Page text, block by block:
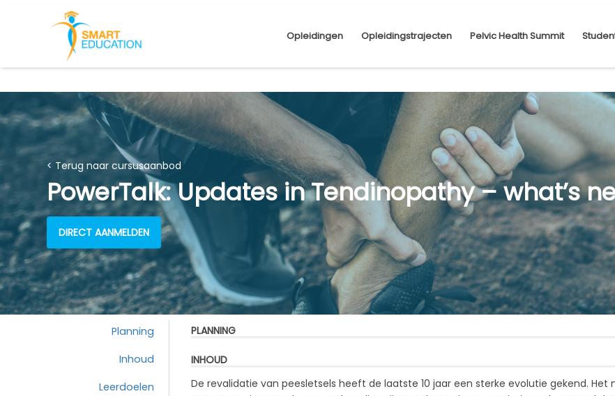
Opleidingen Opleidingstrajecten Pelvic Health Summit
< Terug naar cursusaanbod
PowerTalk: Updates in Tendinopathy – what’s
DIRECT AANMELDEN
Planning
Inhoud
Leerdoelen
PLANNING
INHOUD
De revalidatie van peesletsels heeft de laatste 10 jaar een sterke evolutie gekend.